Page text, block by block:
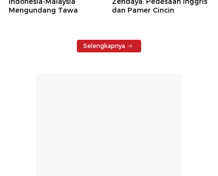
Mengundang Tawa
dan Pamer Cincin
Selengkapnya